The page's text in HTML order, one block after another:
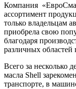
Компания
ассортимент
только владельцам
приобрела свою
благодаря
различных областей
Всего за несколько
масла Shell
транспорте, в